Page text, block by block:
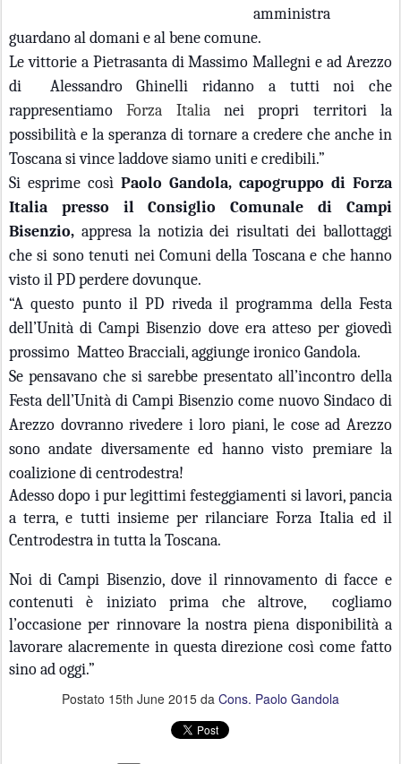
amministra
guardano al domani e al bene comune.
Le vittorie a Pietrasanta di Massimo Mallegni e ad Arezzo
di Alessandro Ghinelli ridanno a tutti noi che
rappresentiamoForza Italianei propri territori la
possibilità e la speranza di tornare a credere che anche in
Toscana si vince laddove siamo uniti e credibili.”
Si esprime così Paolo Gandola, capogruppo di Forza
Italia presso il Consiglio Comunale di Campi
Bisenzio, appresa la notizia dei risultati dei ballottaggi
che si sono tenuti nei Comuni della Toscana e che hanno
visto il PD perdere dovunque.
“A questo punto il PD riveda il programma della Festa
dell’Unità di Campi Bisenzio dove era atteso per giovedì
prossimo Matteo Bracciali, aggiunge ironico Gandola.
Se pensavano che si sarebbe presentato all’incontro della
Festa dell’Unità di Campi Bisenzio come nuovo Sindaco di
Arezzo dovranno rivedere i loro piani, le cose ad Arezzo
sono andate diversamente ed hanno visto premiare la
coalizione di centrodestra!
Adesso dopo i pur legittimi festeggiamenti si lavori, pancia
a terra, e tutti insieme per rilanciare Forza Italia ed il
Centrodestra in tutta la Toscana.
Noi di Campi Bisenzio, dove il rinnovamento di facce e
contenuti è iniziato prima che altrove, cogliamo
l’occasione per rinnovare la nostra piena disponibilità a
lavorare alacremente in questa direzione così come fatto
sino ad oggi.”
Postato 15th June 2015 da Cons. Paolo Gandola